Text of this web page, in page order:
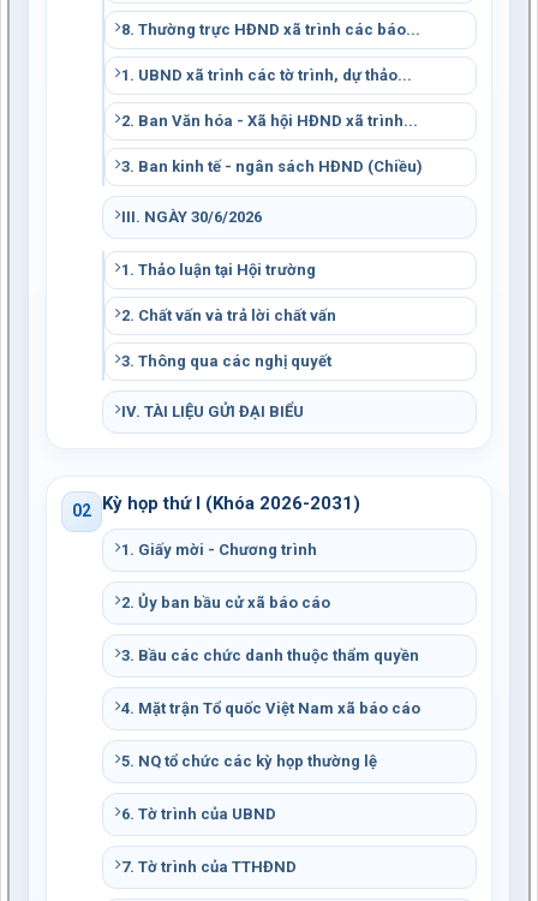
8. Thường trực HĐND xã trình các báo...
1. UBND xã trình các tờ trình, dự thảo...
2. Ban Văn hóa - Xã hội HĐND xã trình...
3. Ban kinh tế - ngân sách HĐND (Chiều)
III. NGÀY 30/6/2026
1. Thảo luận tại Hội trường
2. Chất vấn và trả lời chất vấn
3. Thông qua các nghị quyết
IV. TÀI LIỆU GỬI ĐẠI BIỂU
02 Kỳ họp thứ I (Khóa 2026-2031)
1. Giấy mời - Chương trình
2. Ủy ban bầu cử xã báo cáo
3. Bầu các chức danh thuộc thẩm quyền
4. Mặt trận Tổ quốc Việt Nam xã báo cáo
5. NQ tổ chức các kỳ họp thường lệ
6. Tờ trình của UBND
7. Tờ trình của TTHĐND